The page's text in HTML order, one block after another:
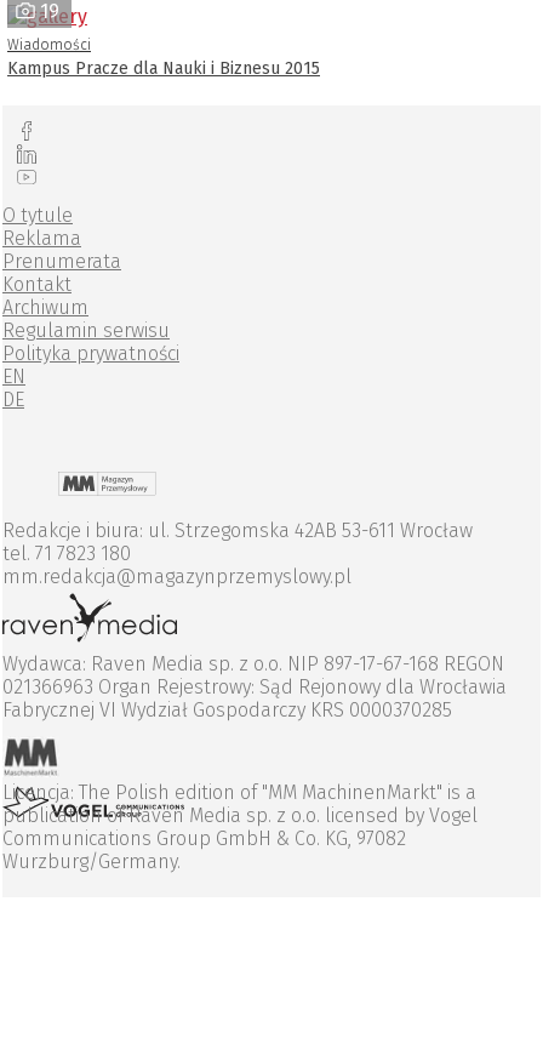
19
Wiadomości
Kampus Pracze dla Nauki i Biznesu 2015
O tytule
Reklama
Prenumerata
Kontakt
Archiwum
Regulamin serwisu
Polityka prywatności
EN
DE
Redakcje i biura: ul. Strzegomska 42AB 53-611 Wrocław
tel. 71 7823 180
mm.redakcja@magazynprzemyslowy.pl
Wydawca: Raven Media sp. z o.o. NIP 897-17-67-168 REGON
021366963 Organ Rejestrowy: Sąd Rejonowy dla Wrocławia
Fabrycznej VI Wydział Gospodarczy KRS 0000370285
Licencja: The Polish edition of "MM MachinenMarkt" is a
publication of Raven Media sp. z o.o. licensed by Vogel
Communications Group GmbH & Co. KG, 97082
Wurzburg/Germany.